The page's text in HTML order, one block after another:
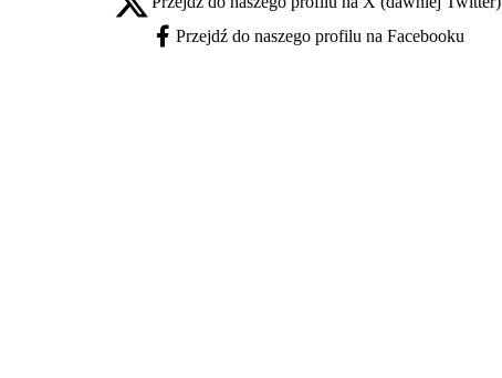
X - otwiera się w nowej karcie
Facebook - otwiera się w nowej karcie
Przejdź do naszego profilu na Facebooku